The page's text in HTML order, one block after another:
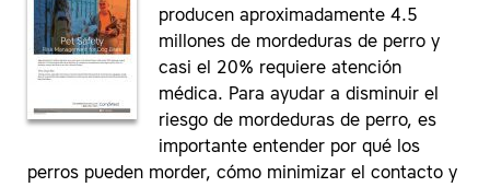
producen aproximadamente 4.5
millones de mordeduras de perro y
casi el 20% requiere atención
médica. Para ayudar a disminuir el
riesgo de mordeduras de perro, es
importante entender por qué los
perros pueden morder, cómo minimizar el contacto y